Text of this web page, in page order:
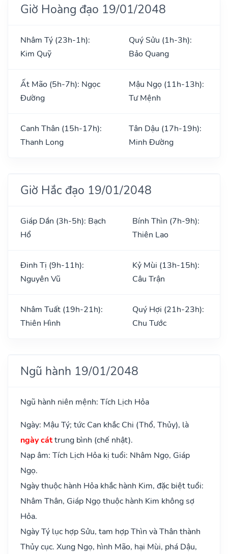
Giờ Hoàng đạo 19/01/2048
Nhâm Tý (23h-1h):
Kim Quỹ
Quý Sửu (1h-3h):
Bảo Quang
Ất Mão (5h-7h): Ngọc
Đường
Mậu Ngọ (11h-13h):
Tư Mệnh
Canh Thân (15h-17h):
Thanh Long
Tân Dậu (17h-19h):
Minh Đường
Giờ Hắc đạo 19/01/2048
Giáp Dần (3h-5h): Bạch
Hổ
Bính Thìn (7h-9h):
Thiên Lao
Đinh Tị (9h-11h):
Nguyên Vũ
Kỷ Mùi (13h-15h):
Câu Trận
Nhâm Tuất (19h-21h):
Thiên Hình
Quý Hợi (21h-23h):
Chu Tước
Ngũ hành 19/01/2048
Ngũ hành niên mệnh: Tích Lịch Hỏa
Ngày: Mậu Tý; tức Can khắc Chi (Thổ, Thủy), là
ngày cáttrung bình (chế nhật).
Nạp âm: Tích Lịch Hỏa kị tuổi: Nhâm Ngọ, Giáp
Ngọ.
Ngày thuộc hành Hỏa khắc hành Kim, đặc biệt tuổi:
Nhâm Thân, Giáp Ngọ thuộc hành Kim không sợ
Hỏa.
Ngày Tý lục hợp Sửu, tam hợp Thìn và Thân thành
Thủy cục. Xung Ngọ, hình Mão, hại Mùi, phá Dậu,